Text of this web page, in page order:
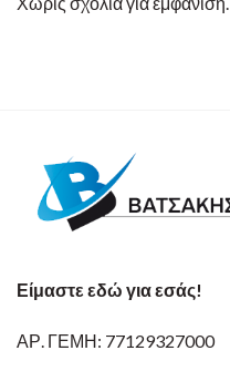
Είμαστε εδώ για εσάς!
ΑΡ. ΓΕΜΗ: 77129327000